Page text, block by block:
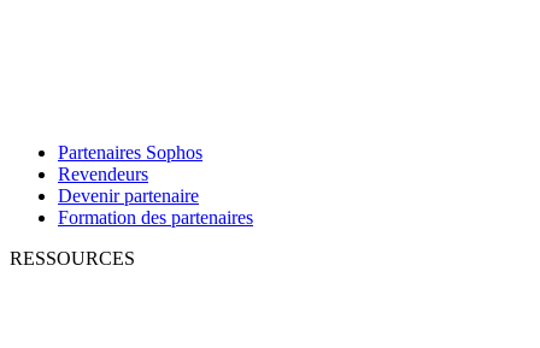
Partenaires Sophos
Revendeurs
Devenir partenaire
Formation des partenaires
RESSOURCES